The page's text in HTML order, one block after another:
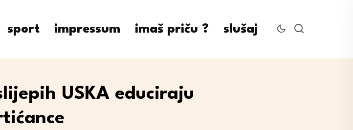
sport impressum imaš priču ? slušaj
USKA educiraju